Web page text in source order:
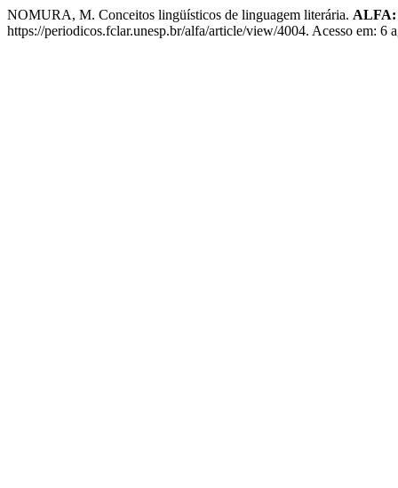
NOMURA, M. Conceitos lingüísticos de linguagem literária. ALFA:
https://periodicos.fclar.unesp.br/alfa/article/view/4004. Acesso em: 6